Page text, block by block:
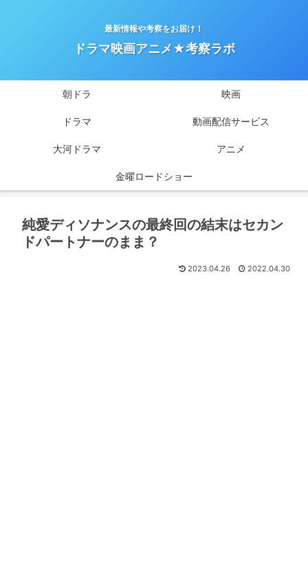
最新情報や考察をお届け！
ドラマ映画アニメ★考察ラボ
朝ドラ 映画
ドラマ 動画配信サービス
大河ドラマ アニメ
金曜ロードショー
純愛ディソナンスの最終回の結末はセカン
ドパートナーのまま？
2023.04.26 2022.04.30